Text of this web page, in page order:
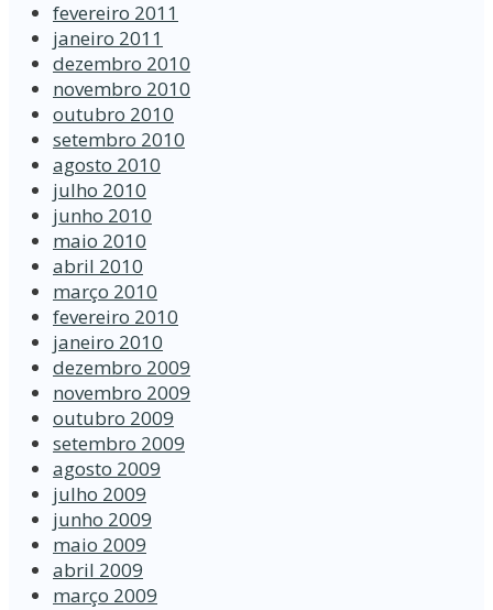
fevereiro 2011
janeiro 2011
dezembro 2010
novembro 2010
outubro 2010
setembro 2010
agosto 2010
julho 2010
junho 2010
maio 2010
abril 2010
março 2010
fevereiro 2010
janeiro 2010
dezembro 2009
novembro 2009
outubro 2009
setembro 2009
agosto 2009
julho 2009
junho 2009
maio 2009
abril 2009
março 2009